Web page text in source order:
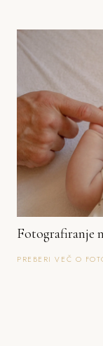
Fotografiranje
PREBERI VEČ O